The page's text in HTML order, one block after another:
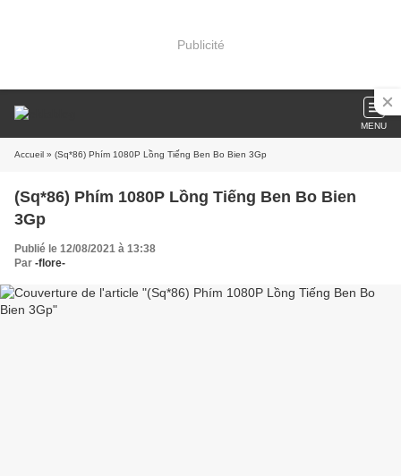
Publicité
MENU
Accueil » (Sq*86) Phím 1080P Lồng Tiếng Ben Bo Bien 3Gp
(Sq*86) Phím 1080P Lồng Tiếng Ben Bo Bien
3Gp
Publié le 12/08/2021 à 13:38
Par -flore-